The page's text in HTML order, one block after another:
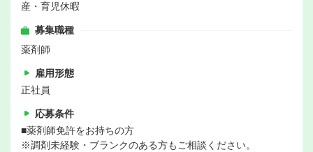
産・育児休暇
募集職種
薬剤師
雇用形態
正社員
応募条件
■薬剤師免許をお持ちの方
※調剤未経験・ブランクのある方もご相談ください。